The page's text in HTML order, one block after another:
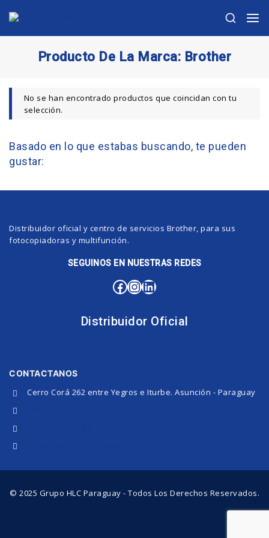
Producto De La Marca: Brother
No se han encontrado productos que coincidan con tu
selección.
Basado en lo que estabas buscando, te pueden
gustar:
Distribuidor oficial y centro de servicios Brother, para sus
fotocopiadoras y multifunción.
SEGUINOS EN NUESTRAS REDES
Distribuidor Oficial
CONTACTANOS
Cerro Corá 262 entre Yegros e Iturbe. Asunción - Paraguay
© 2025 Grupo HLC Paraguay - Todos Los Derechos Reservados.